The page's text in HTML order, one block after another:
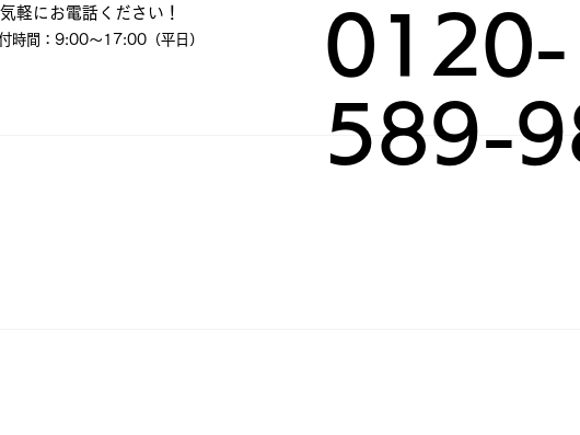
軽にお電話ください！
時間：9:00～17:00（平日）
0120-
589-